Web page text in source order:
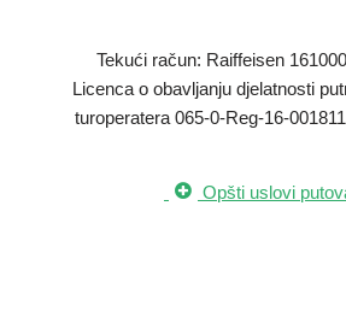
Tekući račun: Raiffeisen
​Licenca o obavljanju djelatnosti
turoperatera 065-0-Reg-16-
Opšti uslovi